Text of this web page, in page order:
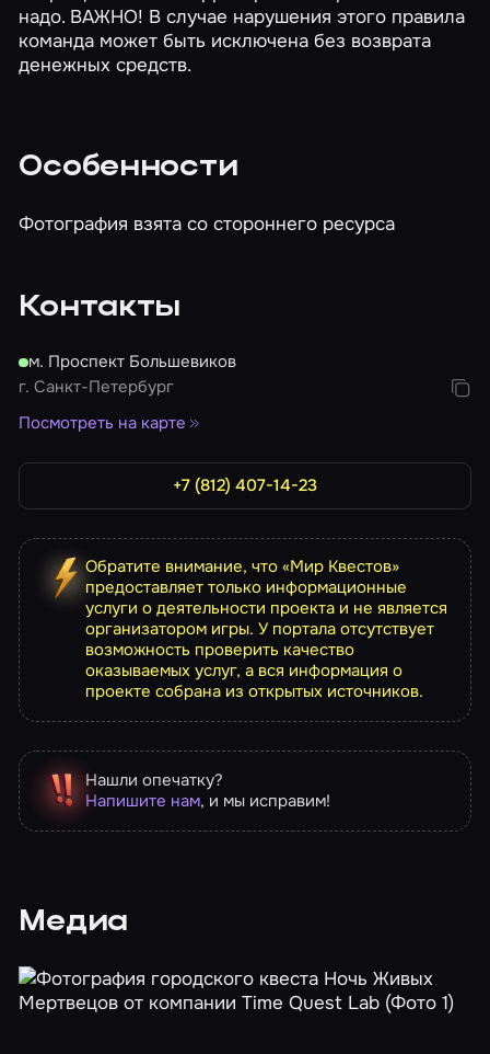
надо. ВАЖНО! В случае нарушения этого правила
команда может быть исключена без возврата
денежных средств.
Особенности
Фотография взята со стороннего ресурса
Контакты
м. Проспект Большевиков
г. Санкт-Петербург
Посмотреть на карте
+7 (812) 407-14-23
Обратите внимание, что «Мир Квестов»
предоставляет только информационные
услуги о деятельности проекта и не является
организатором игры. У портала отсутствует
возможность проверить качество
оказываемых услуг, а вся информация о
проекте собрана из открытых источников.
Нашли опечатку?
Напишите нам, и мы исправим!
Медиа